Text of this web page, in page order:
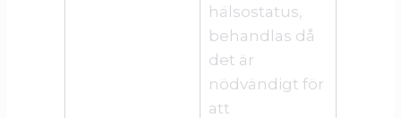
hälsostatus,
behandlas då
det är
nödvändigt för
att